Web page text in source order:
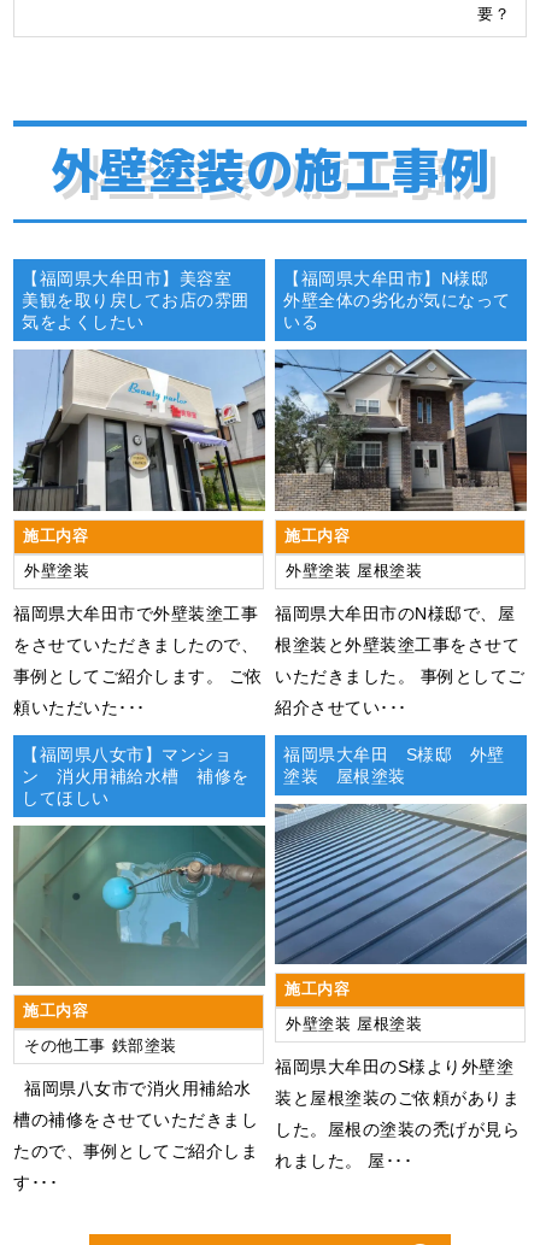
要？
外壁塗装の施工事例
【福岡県大牟田市】美容室
美観を取り戻してお店の雰囲
気をよくしたい
施工内容
外壁塗装
福岡県大牟田市で外壁装塗工事
をさせていただきましたので、
事例としてご紹介します。 ご依
頼いただいた･･･
【福岡県大牟田市】N様邸
外壁全体の劣化が気になって
いる
施工内容
外壁塗装 屋根塗装
福岡県大牟田市のN様邸で、屋
根塗装と外壁装塗工事をさせて
いただきました。 事例としてご
紹介させてい･･･
【福岡県八女市】マンショ
ン 消火用補給水槽 補修を
してほしい
施工内容
その他工事 鉄部塗装
福岡県八女市で消火用補給水
槽の補修をさせていただきまし
たので、事例としてご紹介しま
す･･･
福岡県大牟田 S様邸 外壁
塗装 屋根塗装
施工内容
外壁塗装 屋根塗装
福岡県大牟田のS様より外壁塗
装と屋根塗装のご依頼がありま
した。屋根の塗装の禿げが見ら
れました。 屋･･･